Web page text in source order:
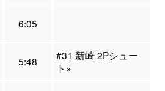
6:05
5:48
#31 新崎 2Pシュー
ト×